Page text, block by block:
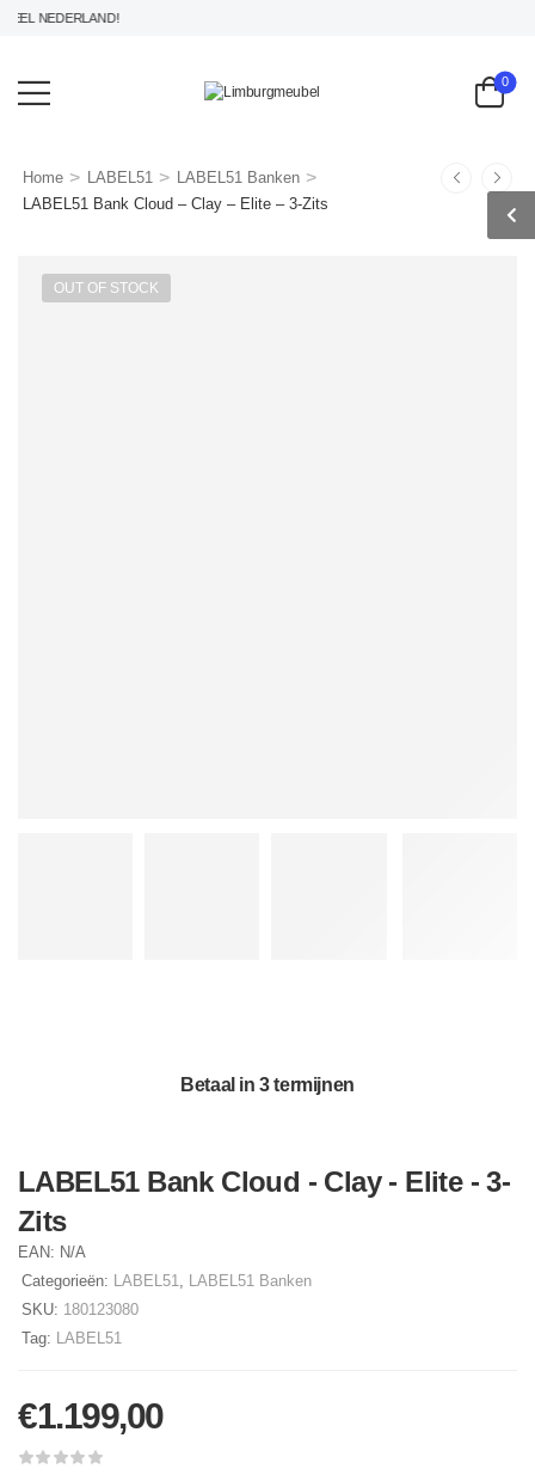
NEDERLAND!
0
Home > LABEL51 > LABEL51 Banken >
LABEL51 Bank Cloud – Clay – Elite – 3-Zits
OUT OF STOCK
Betaal in 3 termijnen
LABEL51 Bank Cloud - Clay - Elite - 3-
Zits
EAN: N/A
Categorieën: LABEL51, LABEL51 Banken
SKU: 180123080
Tag: LABEL51
€1.199,00